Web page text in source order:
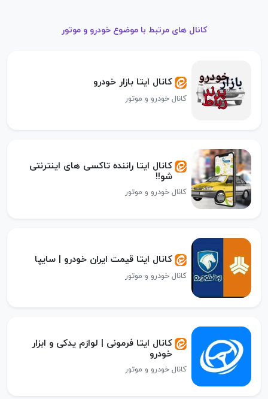
کانال های مرتبط با موضوع خودرو و موتور
کانال ایتا بازار خودرو
کانال خودرو و موتور
کانال ایتا راننده تاکسی های اینترنتی
شو!!
کانال خودرو و موتور
کانال ایتا قیمت ایران خودرو | سایپا
کانال خودرو و موتور
کانال ایتا فرمونی | لوازم یدکی و ابزار
خودرو
کانال خودرو و موتور